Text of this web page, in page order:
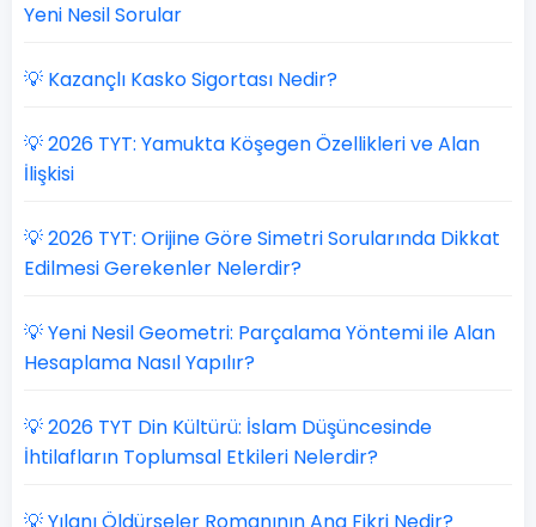
Yeni Nesil Sorular
💡 Kazançlı Kasko Sigortası Nedir?
💡 2026 TYT: Yamukta Köşegen Özellikleri ve Alan
İlişkisi
💡 2026 TYT: Orijine Göre Simetri Sorularında Dikkat
Edilmesi Gerekenler Nelerdir?
💡 Yeni Nesil Geometri: Parçalama Yöntemi ile Alan
Hesaplama Nasıl Yapılır?
💡 2026 TYT Din Kültürü: İslam Düşüncesinde
İhtilafların Toplumsal Etkileri Nelerdir?